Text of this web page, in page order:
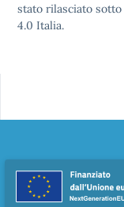
stato rilasciato sotto
4.0 Italia.